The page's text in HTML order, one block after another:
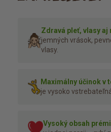
Zdravá pleť, vlasy aj
jemných vrások,
vlasy.
Maximálny účinok v
je vysoko
Vysoký obsah